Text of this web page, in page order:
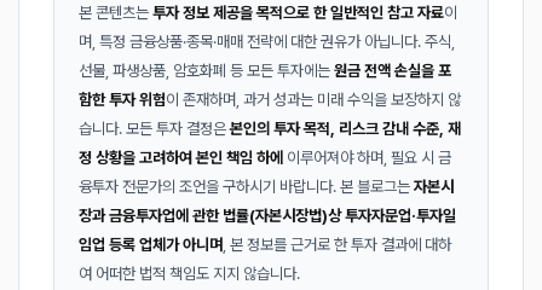
본 콘텐츠는 투자 정보 제공을 목적으로 한 일반적인 참고 자료이
며, 특정 금융상품·종목·매매 전략에 대한 권유가 아닙니다. 주식,
선물, 파생상품, 암호화폐 등 모든 투자에는 원금 전액 손실을 포
함한 투자 위험이 존재하며, 과거 성과는 미래 수익을 보장하지 않
습니다. 모든 투자 결정은본인의 투자 목적, 리스크 감내 수준, 재
정 상황을 고려하여 본인 책임 하에 이루어져야 하며, 필요 시 금
융투자 전문가의 조언을 구하시기 바랍니다. 본 블로그는 자본시
장과 금융투자업에 관한 법률(자본시장법)상 투자자문업·투자일
임업 등록 업체가 아니며 , 본 정보를 근거로 한 투자 결과에 대하
여 어떠한 법적 책임도 지지 않습니다.